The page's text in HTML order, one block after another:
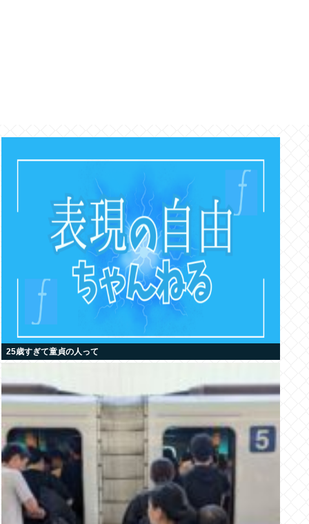
25歳すぎて童貞の人って